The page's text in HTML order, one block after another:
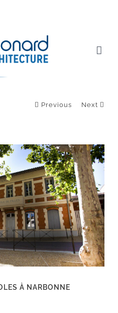
Previous Next
À NARBONNE